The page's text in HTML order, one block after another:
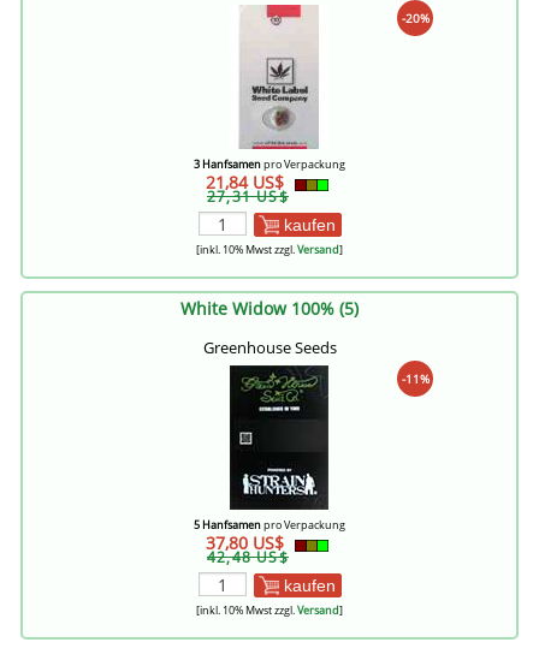
-20%
3 Hanfsamenpro Verpackung
21,84 US$
27,31 US$
kaufen
[inkl. 10% Mwst zzgl.Versand]
White Widow 100% (5)
Greenhouse Seeds
-11%
5 Hanfsamenpro Verpackung
37,80 US$
42,48 US$
kaufen
[inkl. 10% Mwst zzgl.Versand]